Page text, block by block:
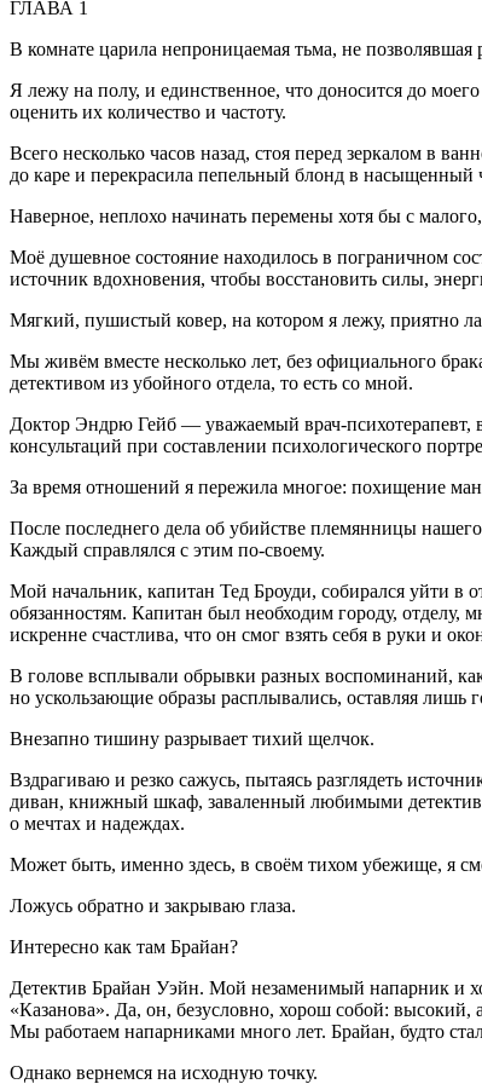
ГЛАВА 1
В комнате царила непроницаемая тьма, не
Я лежу на полу, и единственное, что доносится до
оценить их количество и частоту.
Всего несколько часов назад, стоя перед зеркалом в
до каре и перекрасила пепельный блонд в
Наверное, неплохо начинать перемены хотя бы с
Моё душевное состояние находилось в пограничном
источник вдохновения, чтобы восстановить силы,
Мягкий, пушистый ковер, на котором я лежу, приятно
Мы живём вместе несколько лет, без официального
детективом из убойного отдела, то есть со мной.
Доктор Эндрю Гейб — уважаемый врач-психотерапевт,
консультаций при составлении психологического
За время отношений я пережила многое: похищение
После последнего дела об убийстве племянницы
Каждый справлялся с этим по-своему.
Мой начальник, капитан Тед Броуди, собирался уйти в
обязанностям. Капитан был необходим городу,
искренне счастлива, что он смог взять себя в руки и
В голове всплывали обрывки разных воспоминаний,
но ускользающие образы расплывались, оставляя лишь
Внезапно тишину разрывает тихий щелчок.
Вздрагиваю и резко сажусь, пытаясь разглядеть
диван, книжный шкаф, заваленный любимыми
о мечтах и надеждах.
Может быть, именно здесь, в своём тихом убежище, я
Ложусь обратно и закрываю глаза.
Интересно как там Брайан?
Детектив Брайан Уэйн. Мой незаменимый напарник и
«Казанова». Да, он, безусловно, хорош собой:
Мы работаем напарниками много лет. Брайан, будто
Однако вернемся на исходную точку.